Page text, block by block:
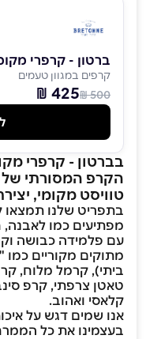
ברטון - קרפרי
קרפים במגוון טעמים
500 ₪
425 ₪
בברטון - קרפרי
הקרפ המסורתי של
טוויסט מקומי,
בתפריט שלנו תמצאו
מפתיעים כמו לאבנה,
עם פלמידה כבושה
מתוקים מקוריים כמו
ביתי), קרמל מלוח,
טאטן צרפתי, קרפ
קלאסי ואהוב.
אנו שמים דגש על
בעצמינו את כל